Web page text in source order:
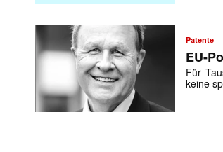
Patente
EU-
Für
keine